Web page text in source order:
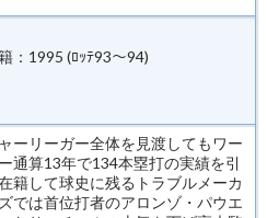
1995 (ﾛｯﾃ93～94)
ーリーガー全体を見渡してもワー
通算13年で134本塁打の実績を引
籍して球史に残るトラブルメーカ
では首位打者のアロンゾ・パウエ